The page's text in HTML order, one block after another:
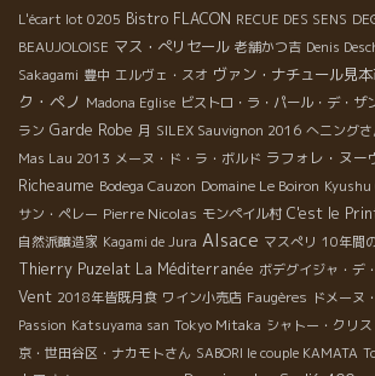
L'écart lot 0205 Bistro FLACON RECUE DES SENS
BEAUJOLOISE マス・ぺリセール 老舗かつ吉 Denis
Sakagami 豊中 エルヴェ・スオ ヴァン・ナチュール見
ク・ペノ Madona Eglise ビストロ・ラ・パール・デ・ザ
ラン Garde Robe 月 SILEX Sauvignon 2016 へニングさ
Mas Lau 2013 メーヌ・ド・ラ・ボルド ラフォレ・ヌー
Richeaume Bodega Cauzon Domaine Le Boiron
サン・ペレー Pierre Nicolas モンペイル村 C'est le
自然派醸造家 Kagami de Jura Alsace マスぺリ 10年間
Thierry Puzelat La Méditerranée ボデグイジャ・デ
Vent 2018年皆既月食 ワイン小売店 Faugères ドメーヌ
Passion Katsuyama san Tokyo Mitaka シャトー・クリ
京・世田谷区・ナカモトさん SABORI le couple KAMATA